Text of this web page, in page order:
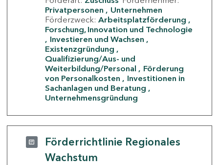
Privatpersonen
Unternehmen
Förderzweck: Arbeitsplatzförderung
Forschung, Innovation und Technologie
Investieren und Wachsen
Existenzgründung
Qualifizierung/Aus- und
Weiterbildung/Personal
Förderung
von Personalkosten
Investitionen in
Sachanlagen und Beratung
Unternehmensgründung
Förderrichtlinie Regionales
Wachstum